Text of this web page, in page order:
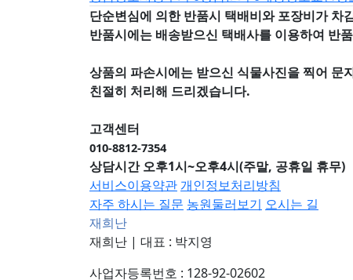
단순변심에 의한 반품시 택배비와 포장비가 차
반품시에는 배송받으신 택배사를 이용하여 반
상품의 파손시에는 받으신 식물사진을 찍어 문
친절히 처리해 드리겠습니다.
고객센터
010-8812-7354
상담시간 오후1시~오후4시(주말, 공휴일 휴무)
서비스이용약관 개인정보처리방침
자주 하시는 질문 농원둘러보기 오시는 길
재희난
재희난 | 대표 : 박지영
사업자등록번호 : 128-92-02602